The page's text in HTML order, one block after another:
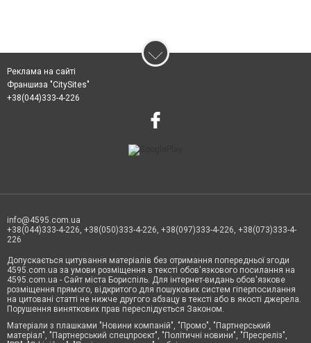
Реклама на сайті
Франшиза "CitySites"
+38(044)333-4-226
info@4595.com.ua
+38(044)333-4-226, +38(050)333-4-226, +38(097)333-4-226, +38(073)333-4-
226
Допускається цитування матеріалів без отримання попередньої згоди
4595.com.ua за умови розміщення в тексті обов'язкового посилання на
4595.com.ua - Сайт міста Бориспіль. Для інтернет-видань обов'язкове
розміщення прямого, відкритого для пошукових систем гіперпосилання
на цитовані статті не нижче другого абзацу в тексті або в якості джерела.
Порушення виняткових прав переслідується Законом.
Матеріали з плашками "Новини компаній", "Промо", "Партнерський
матеріал", "Партнерський спецпроєкт", "Політичні новини", "Пресреліз",